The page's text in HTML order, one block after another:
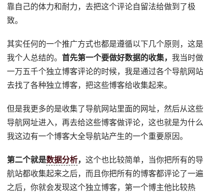
靠自己的体力和耐力，去把这个评论自留法给做到了极
致。
其实任何的一个推广方式也都是遵循以下几个原则，这是
我个人总结的。首先第一个要做好数据的收集，我当时做
一万五千个独立博客评论的时候，我是通过各个导航网站
去找了各种独立博客，把这些博客给收集起来。
但是我更多的是收集了导航网站里面的网址，然后从这些
导航网址进入，再去给这些博客做评论，这也就是为什么
我这边有一个博客大全导航站产生的一个重要原因。
第二个就是数据分析，这个也比较简单，当你把所有的导
航站都收集起来之后，而且你把所有的博客都评论了一遍
之后，你就会发现这个独立博客，第一个博主他比较热